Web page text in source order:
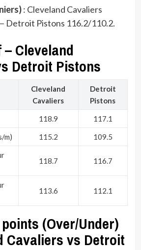
: Cleveland Cavaliers
Detroit Pistons 116.2/110.2.
Cleveland
Detroit Pistons
Cleveland
Cavaliers
Detroit
Pistons
118.9 117.1
m) 115.2 109.5
118.7 116.7
113.6 112.1
(Over/Under)
Cavaliers vs Detroit